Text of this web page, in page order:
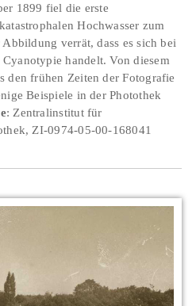
1899 fiel die erste
Hochwasser zum
verrät, dass es sich bei
handelt. Von diesem
den frühen Zeiten der Fotografie
Beispiele in der Photothek
: Zentralinstitut für
ZI-0974-05-00-168041